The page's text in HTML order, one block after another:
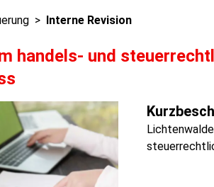
> Interne Revision
handels- und